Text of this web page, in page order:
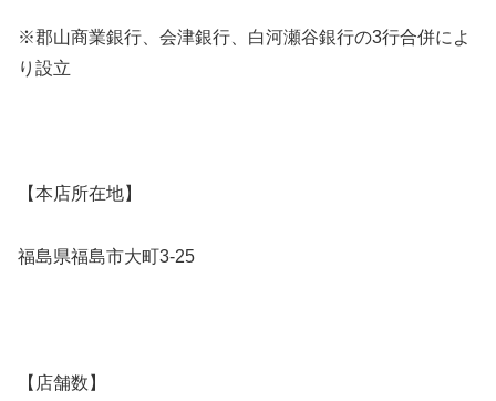
※郡山商業銀行、会津銀行、白河瀬谷銀行の3行合併によ
り設立
【本店所在地】
福島県福島市大町3-25
【店舗数】